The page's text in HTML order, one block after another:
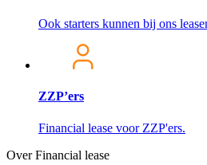
Ook starters kunnen bij ons
ZZP’ers
Financial lease voor ZZP'ers.
Over Financial lease